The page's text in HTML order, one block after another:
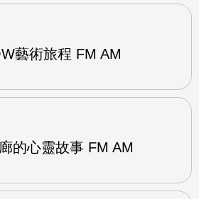
藝術旅程 FM AM
的心靈故事 FM AM